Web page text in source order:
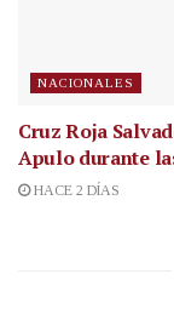
NACIONALES
Cruz Roja
Apulo durante
HACE 2 DÍAS